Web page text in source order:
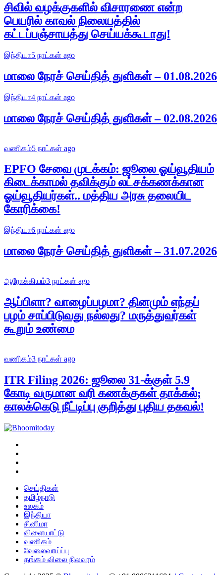
சிவில் வழக்குகளில் விசாரணை என்ற
பெயரில் காவல் நிலையத்தில்
கட்டப்பஞ்சாயத்து செய்யக்கூடாது!
இந்தியா5 நாட்கள் ago
மாலை நேரச் செய்தித் துளிகள் – 01.08.2026
இந்தியா4 நாட்கள் ago
மாலை நேரச் செய்தித் துளிகள் – 02.08.2026
வணிகம்5 நாட்கள் ago
EPFO சேவை முடக்கம்: ஜூலை ஓய்வூதியம்
கிடைக்காமல் தவிக்கும் லட்சக்கணக்கான
ஓய்வூதியர்கள்.. மத்திய அரசு தலையிட
கோரிக்கை!
இந்தியா6 நாட்கள் ago
மாலை நேரச் செய்தித் துளிகள் – 31.07.2026
ஆரோக்கியம்3 நாட்கள் ago
ஆப்பிளா? வாழைப்பழமா? தினமும் எந்தப்
பழம் சாப்பிடுவது நல்லது? மருத்துவர்கள்
கூறும் உண்மை
வணிகம்3 நாட்கள் ago
ITR Filing 2026: ஜூலை 31-க்குள் 5.9
கோடி வருமான வரி கணக்குகள் தாக்கல்;
காலக்கெடு நீட்டிப்பு குறித்து புதிய தகவல்!
செய்திகள்
தமிழ்நாடு
உலகம்
இந்தியா
சினிமா
விளையாட்டு
வணிகம்
வேலைவாய்ப்பு
தங்கம் விலை நிலவரம்